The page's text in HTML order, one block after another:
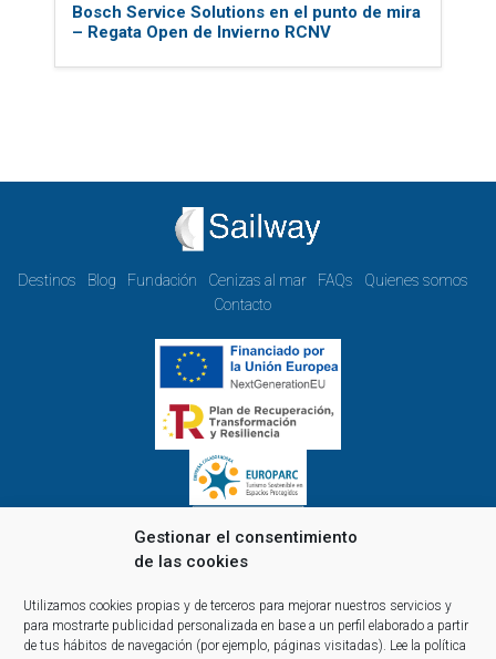
Gestionar el consentimiento
de las cookies
Utilizamos cookies propias y de terceros para mejorar nuestros servicios y
para mostrarte publicidad personalizada en base a un perfil elaborado a partir
de tus hábitos de navegación (por ejemplo, páginas visitadas). Lee la política
Bosch Service Solutions en el punto de mira
– Regata Open de Invierno RCNV
Destinos Blog Fundación Cenizas al mar FAQs
Quienes somos
Contacto
Horario de oficina de lunes a viernes:
de 9.00 a 14.00 y de 15.00 a 18.00
Reservas y atención telefónica y comercial: